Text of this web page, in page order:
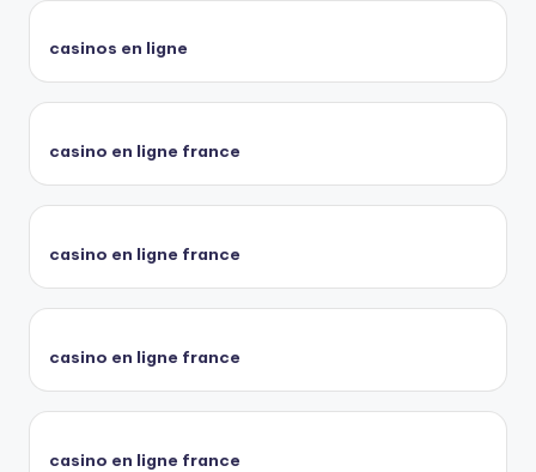
casinos en ligne
casino en ligne france
casino en ligne france
casino en ligne france
casino en ligne france